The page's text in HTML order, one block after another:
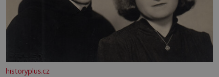
historyplus.cz